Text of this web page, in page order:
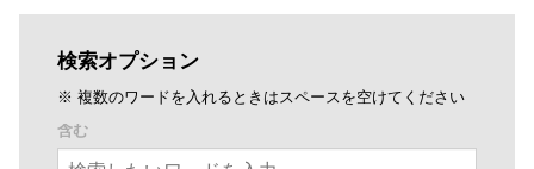
検索オプション
※ 複数のワードを入れるときはスペースを空けてください
含む